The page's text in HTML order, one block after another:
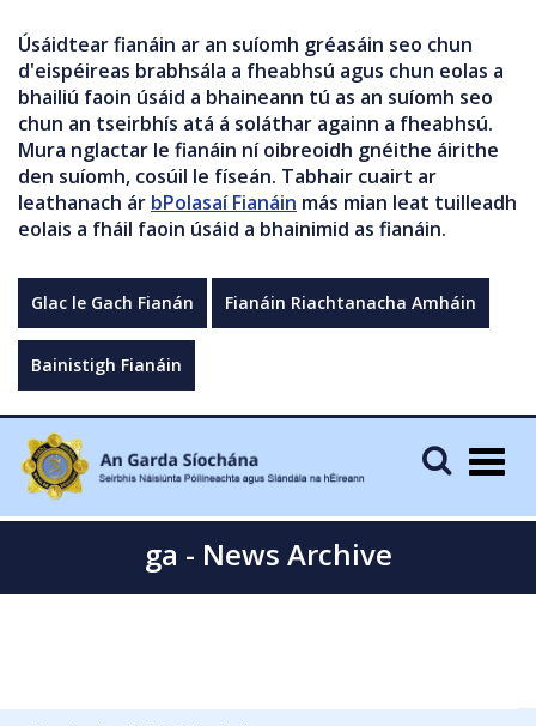
Úsáidtear fianáin ar an suíomh gréasáin seo chun
d'eispéireas brabhsála a fheabhsú agus chun eolas a
bhailiú faoin úsáid a bhaineann tú as an suíomh seo
chun an tseirbhís atá á soláthar againn a fheabhsú.
Mura nglactar le fianáin ní oibreoidh gnéithe áirithe
den suíomh, cosúil le físeán. Tabhair cuairt ar
leathanach ár bPolasaí Fianáin más mian leat tuilleadh
eolais a fháil faoin úsáid a bhainimid as fianáin.
Glac le Gach Fianán Fianáin Riachtanacha Amháin
Bainistigh Fianáin
ga - News Archive